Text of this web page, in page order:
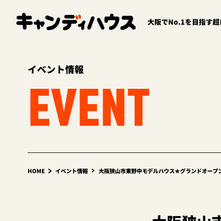
大阪でNo.1を目指す
イベント情報
EVENT
HOME イベント情報 大阪狭山市東野中モデルハウス★グランドオープ